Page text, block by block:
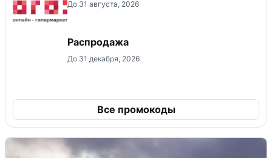
До 31 августа, 2026
Распродажа
До 31 декабря, 2026
Все промокоды